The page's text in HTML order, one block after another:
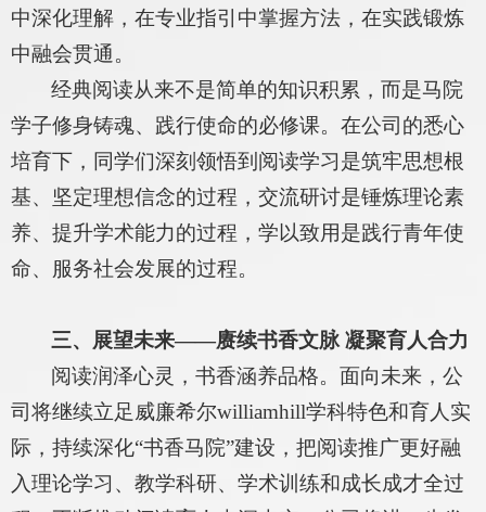
中深化理解，在专业指引中掌握方法，在实践锻炼
中融会贯通。
经典阅读从来不是简单的知识积累，而是马院
学子修身铸魂、践行使命的必修课。在公司的悉心
培育下，同学们深刻领悟到阅读学习是筑牢思想根
基、坚定理想信念的过程，交流研讨是锤炼理论素
养、提升学术能力的过程，学以致用是践行青年使
命、服务社会发展的过程。
三、展望未来——赓续书香文脉 凝聚育人合力
阅读润泽心灵，书香涵养品格。面向未来，公
司将继续立足威廉希尔williamhill学科特色和育人实
际，持续深化“书香马院”建设，把阅读推广更好融
入理论学习、教学科研、学术训练和成长成才全过